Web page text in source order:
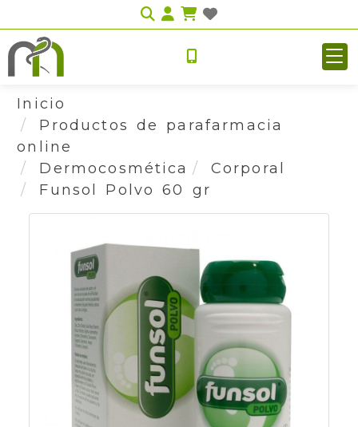
Identifícate
Inicio
Productos de parafarmacia
online
Dermocosmética
Corporal
Funsol Polvo 60 gr